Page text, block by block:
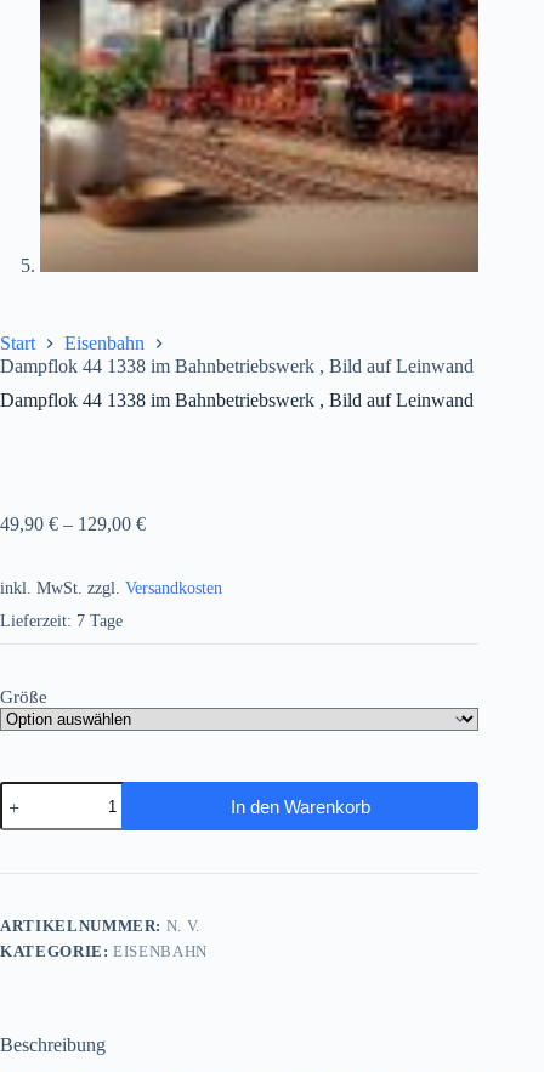
Start
Eisenbahn
Dampflok 44 1338 im Bahnbetriebswerk , Bild auf Leinwand
Dampflok 44 1338 im Bahnbetriebswerk , Bild auf Leinwand
49,90 € – 129,00 €
inkl. MwSt. zzgl. Versandkosten
Lieferzeit: 7 Tage
Größe
Dampflok
44
1338
Bahnbetriebswerk
auf
Leinwand
In den Warenkorb
ARTIKELNUMMER: N. V.
KATEGORIE:EISENBAHN
Beschreibung